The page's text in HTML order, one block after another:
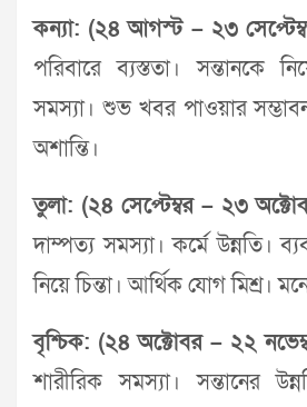
কন্যা: (২৪ আগস্ট – ২৩
পরিবারে ব্যস্ততা। সন্তানকে
সমস্যা। শুভ খবর পাওয়ার
অশান্তি।
তুলা: (২৪ সেপ্টেম্বর – ২৩
দাম্পত্য সমস্যা। কর্মে উন্নতি।
নিয়ে চিন্তা। আর্থিক যোগ মিশ্র।
বৃশ্চিক: (২৪ অক্টোবর – ২২
শারীরিক সমস্যা। সন্তানের